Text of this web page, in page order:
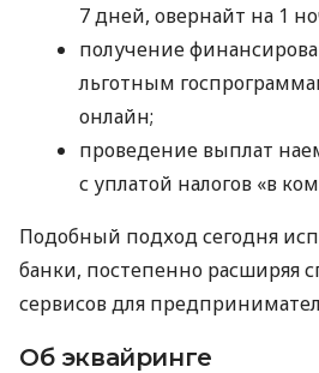
7 дней, овернайт на 1
получение
льготным
онлайн;
проведение выплат
с уплатой налогов «в
Подобный подход сегодня
банки, постепенно расширяя
сервисов для
Об эквайринге